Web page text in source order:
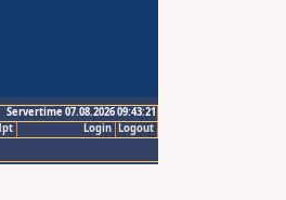
Servertime 07.08.2026 09:43:21
Logout
Login